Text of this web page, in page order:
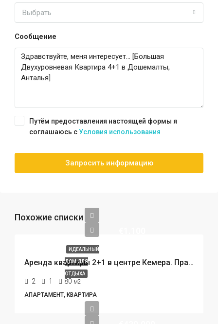
Выбрать
Сообщение
Путём предоставления настоящей формы я
соглашаюсь сУсловия использования
Запросить информацию
Похожие списки
ИДЕАЛЬНЫЙ
ДОМ ДЛЯ
ОТДЫХА
Аренда квартиры 2+1 в центре Кемера. Прайм-локация, 300 метров до пляжа.
2 1 80 м2
АПАРТАМЕНТ, КВАРТИРА